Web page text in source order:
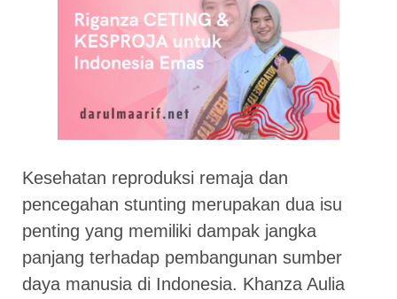
Kesehatan reproduksi remaja dan
pencegahan stunting merupakan dua isu
penting yang memiliki dampak jangka
panjang terhadap pembangunan sumber
daya manusia di Indonesia. Khanza Aulia